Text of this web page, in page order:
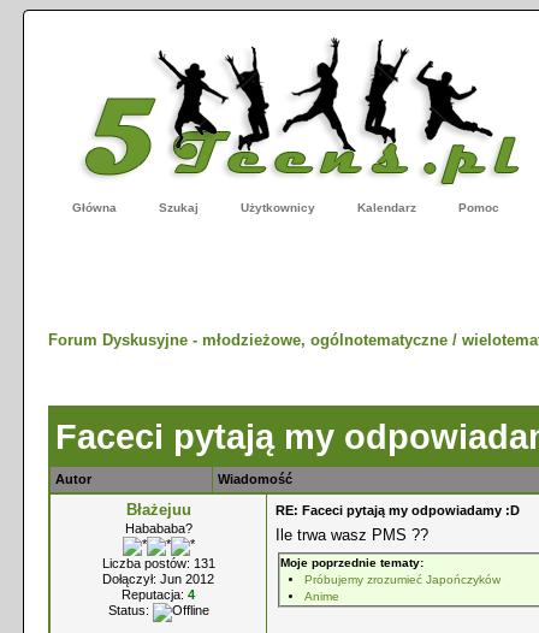
Główna Szukaj Użytkownicy Kalendarz Pomoc
Forum Dyskusyjne - młodzieżowe, ogólnotematyczne /
Faceci pytają my
Autor Wiadomość
Błażejuu
Habababa?
Liczba postów: 131
Dołączył: Jun 2012
Reputacja: 4
Status:
RE: Faceci pytają my odpowiadamy :D
Ile trwa wasz PMS ??
Moje poprzednie tematy:
Próbujemy zrozumieć Japończyków
Anime